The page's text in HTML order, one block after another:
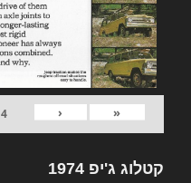
«
‹
4
קטלוג ג'יפ 1974